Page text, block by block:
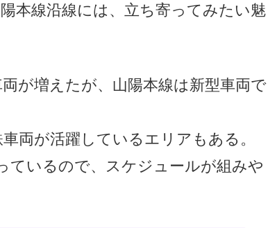
本線沿線には、立ち寄ってみたい魅
が増えたが、山陽本線は新型車両で
両が活躍しているエリアもある。
ているので、スケジュールが組みや